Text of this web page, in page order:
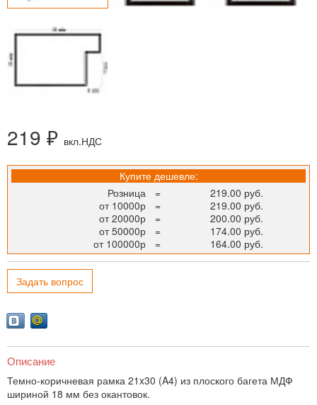
219 ₽ вкл.НДС
Купите дешевле:
Розница
=
219.00 руб.
от 10000р
=
219.00 руб.
от 20000р
=
200.00 руб.
от 50000р
=
174.00 руб.
от 100000р
= 164.00 руб.
Задать вопрос
Описание
Темно-коричневая рамка 21x30 (A4) из плоского багета МДФ
шириной 18 мм без окантовок.